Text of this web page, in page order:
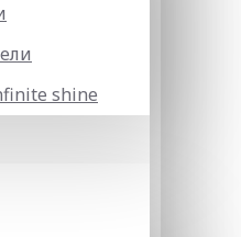
shine